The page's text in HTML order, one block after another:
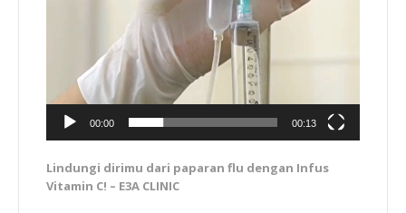
00:00 00:13
Lindungi dirimu dari paparan flu dengan Infus
Vitamin C! – E3A CLINIC